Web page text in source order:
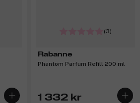
(3)
Rabanne
Phantom Parfum Refill 200 ml
1 332 kr